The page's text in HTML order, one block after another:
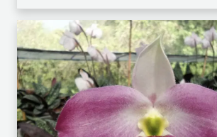
Lan
Hài
Việt
Nam:
Kỳ
quan